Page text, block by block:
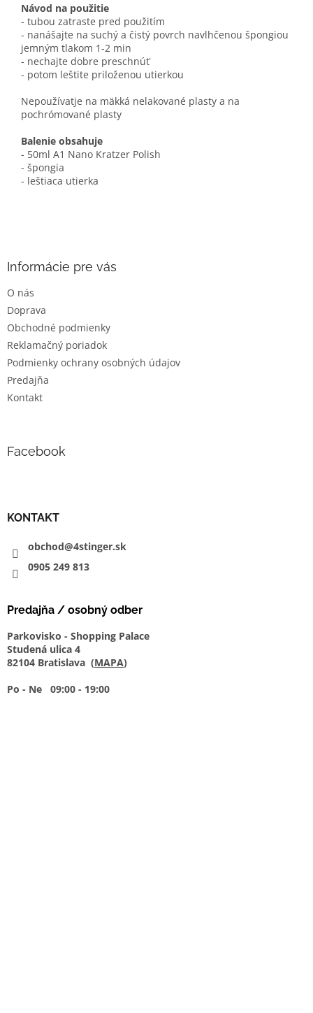
Návod na použitie
- tubou zatraste pred použitím
- nanášajte na suchý a čistý povrch navlhčenou špongiou
jemným tlakom 1-2 min
- nechajte dobre preschnúť
- potom leštite priloženou utierkou
Nepoužívatje na mäkká nelakované plasty a na
pochrómované plasty
Balenie obsahuje
- 50ml A1 Nano Kratzer Polish
- špongia
- leštiaca utierka
Informácie pre vás
O nás
Doprava
Obchodné podmienky
Reklamačný poriadok
Podmienky ochrany osobných údajov
Predajňa
Kontakt
Facebook
KONTAKT
obchod@4stinger.sk
0905 249 813
Predajňa / osobný odber
Parkovisko - Shopping Palace
Studená ulica 4
82104 Bratislava (MAPA)
Po - Ne 09:00 - 19:00